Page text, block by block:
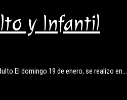
y Infantil
El domingo 19 de enero, se realizo en…